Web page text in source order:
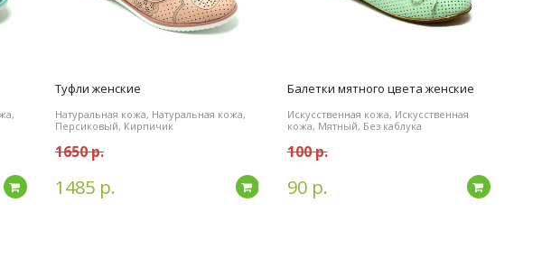
Подробнее
Туфли женские
Натуральная кожа, Натуральная кожа,
Персиковый, Кирпичик
1650 р.
1485 р. Подробнее
Балетки мятного цвета женские
Искусственная кожа, Искусственная
кожа, Мятный, Без каблука
100 р.
90 р.